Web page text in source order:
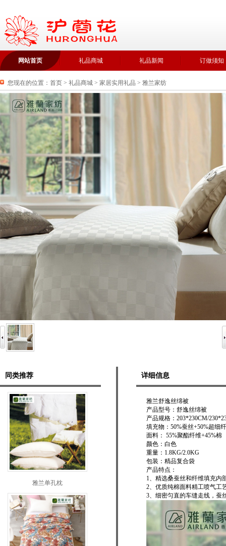
网站首页 礼品商城 礼品新闻 订做须知
您现在的位置： 首页 > 礼品商城 > 家居实用礼品 > 雅兰家纺
同类推荐
雅兰单孔枕
详细信息
雅兰舒逸丝绵被
产品型号：舒逸丝绵被
产品规格：203*230CM/
填充物：50%蚕丝+50%超细
面料： 55%聚酯纤维+45%棉
颜色：白色
重量：1.8KG/2.0KG
包装：精品复合袋
产品特点：
1、精选桑蚕丝和纤维填充内
2、优质纯棉面料精工喷气工
3、细密匀直的车缝走线，蚕